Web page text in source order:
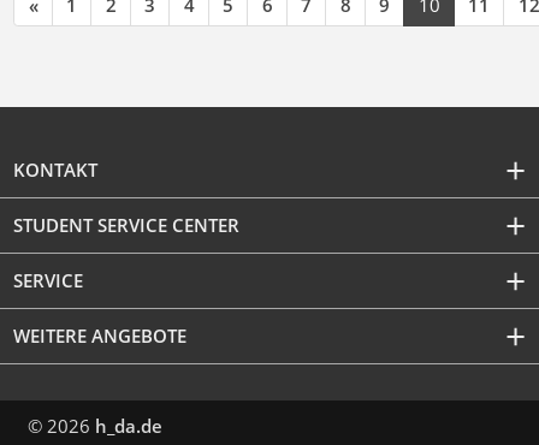
KONTAKT
STUDENT SERVICE CENTER
SERVICE
WEITERE ANGEBOTE
© 2026 h_da.de